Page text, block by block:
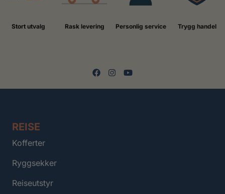
Stort utvalg Rask levering Personlig service Trygg handel
REISE
Kofferter
Ryggsekker
Reiseutstyr